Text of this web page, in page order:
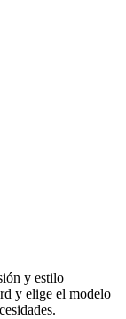
y estilo
y elige el modelo